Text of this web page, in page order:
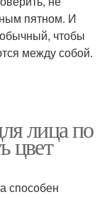
пятном. И
чтобы
между собой.
лица по
цвет
способен